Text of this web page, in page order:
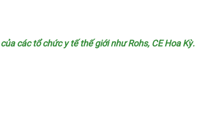
shopee
củabỏ
các tổ chức y tế thế giới như RohsPháp
, CE Hoa Kỳ.